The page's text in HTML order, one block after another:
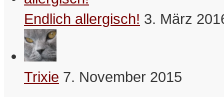
Wer einen Scherz überzuckert,
muss nicht unbedingt Diabetiker
Endlich allergisch! 3. März
Trixie 7. November 2015